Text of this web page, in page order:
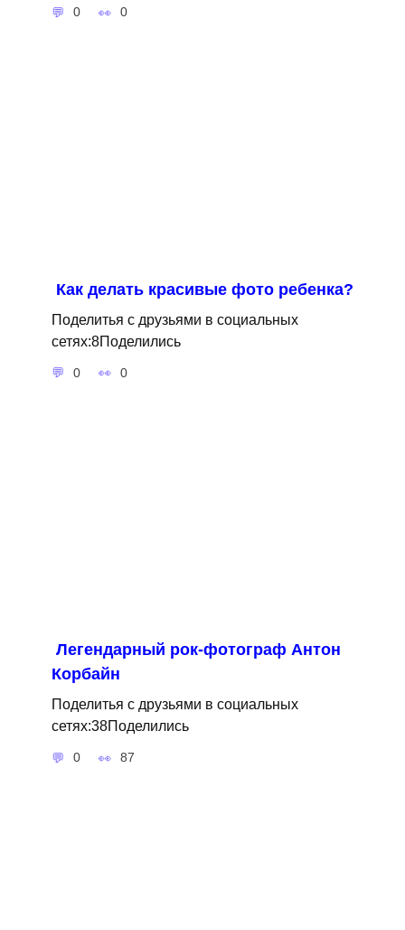
0 0
Как делать красивые фото ребенка?
Поделитья с друзьями в социальных
сетях:8Поделились
0 0
Легендарный рок-фотограф Антон
Корбайн
Поделитья с друзьями в социальных
сетях:38Поделились
0 87